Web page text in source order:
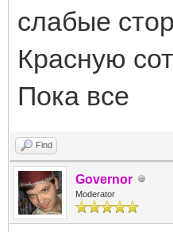
слабые
Красную
Пока все
Find
Governor
Moderator